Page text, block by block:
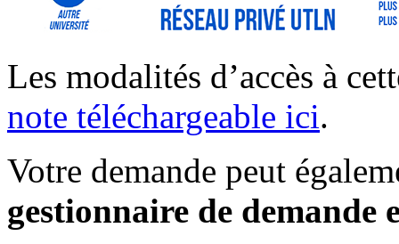
Les modalités d’accès à
note téléchargeable ici.
Votre demande peut
gestionnaire de demande